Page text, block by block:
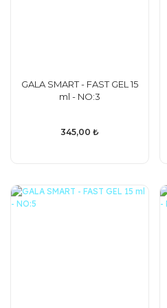
GALA SMART - FAST GEL 15
ml - NO:3
345,00 ₺